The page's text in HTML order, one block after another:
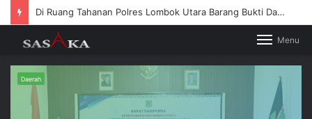
Di Ruang Tahanan Polres Lombok Utara Barang Bukti Dan Senjata Api Diperketat
Menu
Daerah